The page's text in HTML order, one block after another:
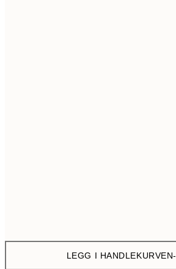
LEGG I HANDLEKURVEN-